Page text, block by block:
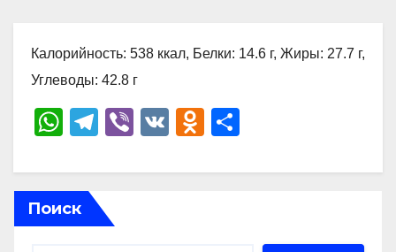
Калорийность: 538 ккал, Белки: 14.6 г, Жиры: 27.7 г,
Углеводы: 42.8 г
W
at
s
A
T
e
gr
a
Vi
er
V
O
n
р
Поиск